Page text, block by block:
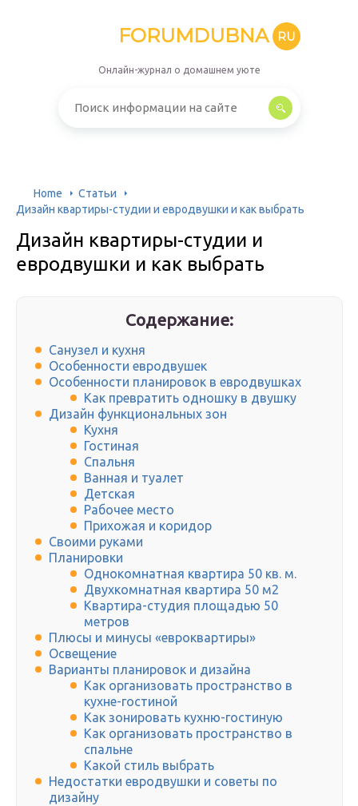
FORUMDUBNA RU
Онлайн-журнал о домашнем уюте
Home
Статьи
Дизайн квартиры-студии и евродвушки и как выбрать
Дизайн квартиры-студии и
евродвушки и как выбрать
Содержание:
Санузел и кухня
Особенности евродвушек
Особенности планировок в евродвушках
Как превратить одношку в двушку
Дизайн функциональных зон
Кухня
Гостиная
Спальня
Ванная и туалет
Детская
Рабочее место
Прихожая и коридор
Своими руками
Планировки
Однокомнатная квартира 50 кв. м.
Двухкомнатная квартира 50 м2
Квартира-студия площадью 50
метров
Плюсы и минусы «евроквартиры»
Освещение
Варианты планировок и дизайна
Как организовать пространство в
кухне-гостиной
Как зонировать кухню-гостиную
Как организовать пространство в
спальне
Какой стиль выбрать
Недостатки евродвушки и советы по
дизайну